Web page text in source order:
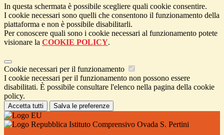
In questa schermata è possibile scegliere quali cookie consentire.
I cookie necessari sono quelli che consentono il funzionamento della
piattaforma e non è possibile disabilitarli.
Per conoscere quali sono i cookie necessari al funzionamento potete
visionare la COOKIE POLICY.
Cookie necessari per il funzionamento
I cookie necessari per il funzionamento non possono essere
disabilitati. È possibile consultare l'elenco nella pagina della cookie
policy.
Accetta tutti Salva le preferenze
Istituto Comprensivo Ovada S. Pertini